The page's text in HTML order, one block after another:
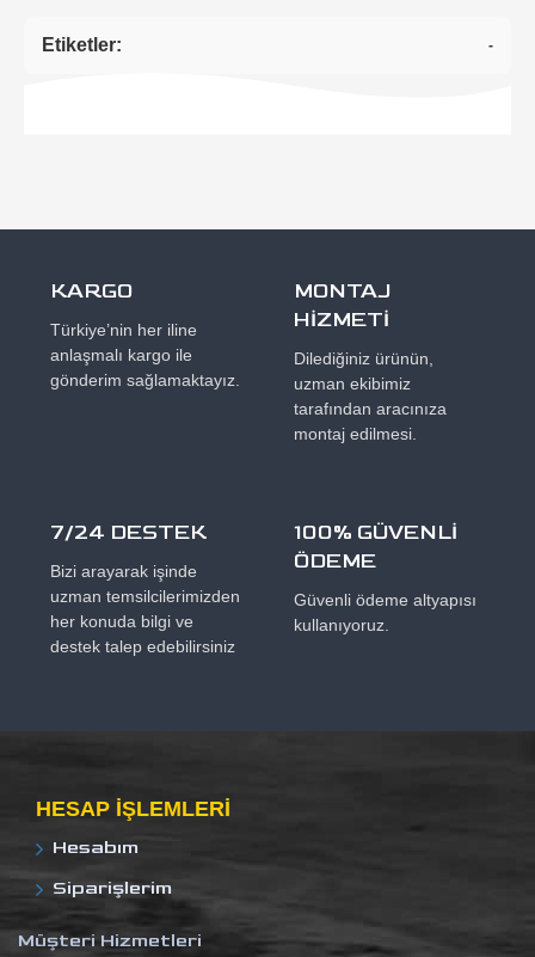
Etiketler: -
KARGO
Türkiye’nin her iline
anlaşmalı kargo ile
gönderim sağlamaktayız.
MONTAJ
HİZMETİ
Dilediğiniz ürünün,
uzman ekibimiz
tarafından aracınıza
montaj edilmesi.
7/24 DESTEK
Bizi arayarak işinde
uzman temsilcilerimizden
her konuda bilgi ve
destek talep edebilirsiniz
100% GÜVENLİ
ÖDEME
Güvenli ödeme altyapısı
kullanıyoruz.
HESAP IŞLEMLERI
Hesabım
Siparişlerim
Müşteri Hizmetleri